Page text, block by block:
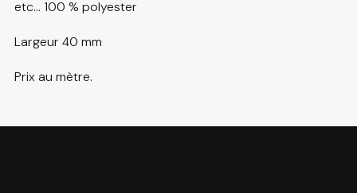
etc… 100 % polyester
Largeur 40 mm
Prix au mètre.